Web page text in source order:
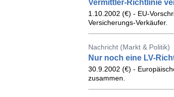
Vermittler-Richtlinie
1.10.2002 (€) - EU-
Versicherungs-Verkäufer.
Nachricht (Markt & Politik)
Nur noch eine LV-
30.9.2002 (€) -
zusammen.